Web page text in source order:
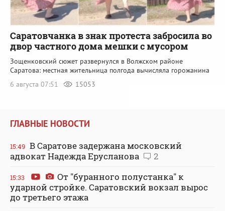
Саратовчанка в знак протеста забросила во
двор частного дома мешки с мусором
Зощенковский сюжет развернулся в Волжском районе
Саратова: местная жительница полгода вычисляла горожанина
6 августа 07:51
15053
ГЛАВНЫЕ НОВОСТИ
15:49 В Саратове задержана московский
адвокат Надежда Ерусланова
2
15:33
От "буранного полустанка" к
ударной стройке. Саратовский вокзал вырос
до третьего этажа